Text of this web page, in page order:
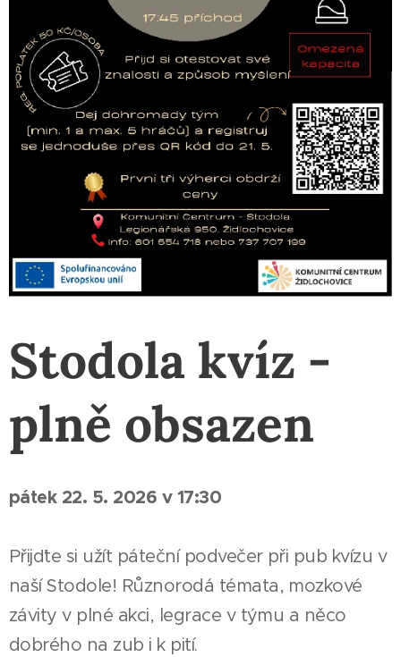
Stodola kvíz -
plně obsazen
pátek 22. 5. 2026 v 17:30
Přijďte si užít páteční podvečer při pub kvízu v
naší Stodole! Různorodá témata, mozkové
závity v plné akci, legrace v týmu a něco
dobrého na zub i k pití.